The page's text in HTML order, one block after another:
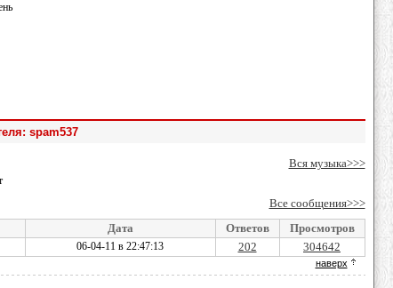
spam537
Вся музыка>>>
Все сообщения>>>
Дата Ответов Просмотров
06-04-11 в 22:47:13 202 304642
наверх